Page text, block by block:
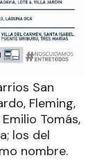
San
Fleming,
Tomás,
los del
nombre.